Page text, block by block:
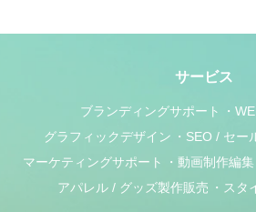
サービス
ブランディングサポート
グラフィックデザイン
SEO / セー
マーケティングサポート
動画制作編集
アパレル / グッズ製作販売
スタ